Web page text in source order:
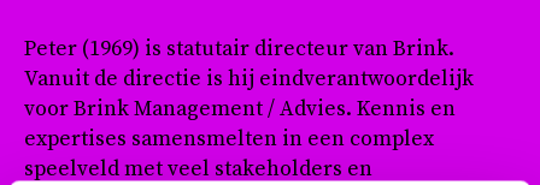
Peter (1969) is statutair directeur van Brink.
Vanuit de directie is hij eindverantwoordelijk
voor Brink Management / Advies. Kennis en
expertises samensmelten in een complex
speelveld met veel stakeholders en